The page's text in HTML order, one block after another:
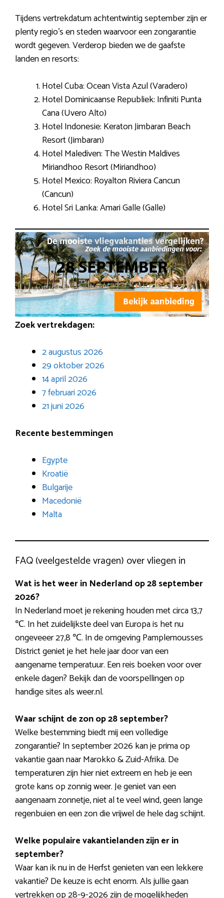
Tijdens vertrekdatum achtentwintig september zijn er
plenty regio’s en steden waarvoor een zongarantie
wordt gegeven. Verderop bieden we de gaafste
landen en resorts:
Hotel Cuba: Ocean Vista Azul (Varadero)
Hotel Dominicaanse Republiek: Infiniti Punta
Cana (Uvero Alto)
Hotel Indonesie: Keraton Jimbaran Beach
Resort (Jimbaran)
Hotel Malediven: The Westin Maldives
Miriandhoo Resort (Miriandhoo)
Hotel Mexico: Royalton Riviera Cancun
(Cancun)
Hotel Sri Lanka: Amari Galle (Galle)
Zoek vertrekdagen:
2 augustus 2026
29 oktober 2026
14 april 2026
7 februari 2026
21 juni 2026
Recente bestemmingen
Egypte
Kroatië
Bulgarije
Macedonië
Malta
FAQ (veelgestelde vragen) over vliegen in
Wat is het weer in Nederland op 28 september
2026?
In Nederland moet je rekening houden met circa 13,7
℃. In het zuidelijkste deel van Europa is het nu
ongeveeer 27,8 ℃. In de omgeving Pamplemousses
District geniet je het hele jaar door van een
aangename temperatuur. Een reis boeken voor over
enkele dagen? Bekijk dan de voorspellingen op
handige sites als weer.nl.
Waar schijnt de zon op 28 september?
Welke bestemming biedt mij een volledige
zongarantie? In september 2026 kan je prima op
vakantie gaan naar Marokko & Zuid-Afrika. De
temperaturen zijn hier niet extreem en heb je een
grote kans op zonnig weer. Je geniet van een
aangenaam zonnetje, niet al te veel wind, geen lange
regenbuien en een zon die vrijwel de hele dag schijnt.
Welke populaire vakantielanden zijn er in
september?
Waar kan ik nu in de Herfst genieten van een lekkere
vakantie? De keuze is echt enorm. Als jullie gaan
vertrekken op 28-9-2026 zijn de mogelijkheden